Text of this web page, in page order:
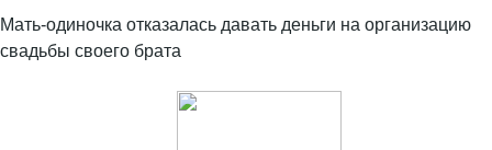
Мать-одиночка отказалась давать деньги на организацию
свадьбы своего брата